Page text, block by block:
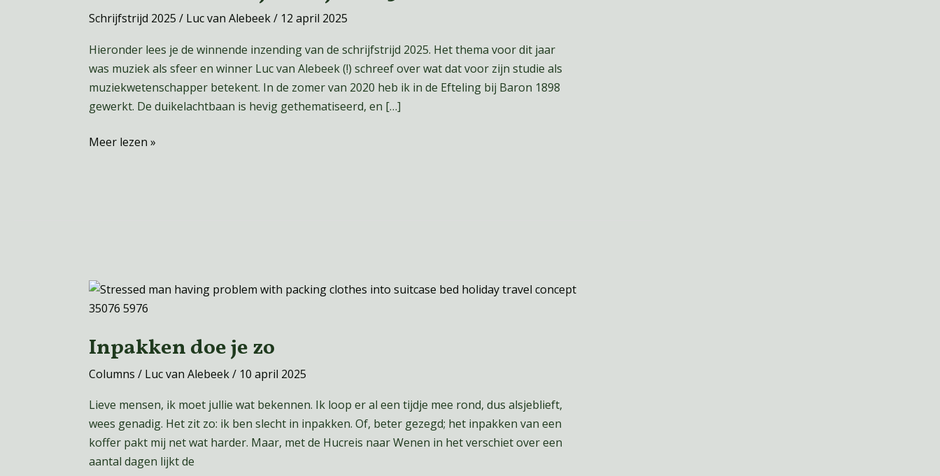
Schrijfstrijd 2025 / Luc van Alebeek/ 12 april 2025
Hieronder lees je de winnende inzending van de schrijfstrijd 2025. Het thema voor dit jaar
was muziek als sfeer en winner Luc van Alebeek (!) schreef over wat dat voor zijn studie als
muziekwetenschapper betekent. In de zomer van 2020 heb ik in de Efteling bij Baron 1898
gewerkt. De duikelachtbaan is hevig gethematiseerd, en […]
je
precies
met
je
studie?”
WINNAAR
Meer lezen »
Inpakken doe je zo
Columns / Luc van Alebeek/ 10 april 2025
Lieve mensen, ik moet jullie wat bekennen. Ik loop er al een tijdje mee rond, dus alsjeblieft,
wees genadig. Het zit zo: ik ben slecht in inpakken. Of, beter gezegd; het inpakken van een
koffer pakt mij net wat harder. Maar, met de Hucreis naar Wenen in het verschiet over een
aantal dagen lijkt de
Inpakken
doe
zo